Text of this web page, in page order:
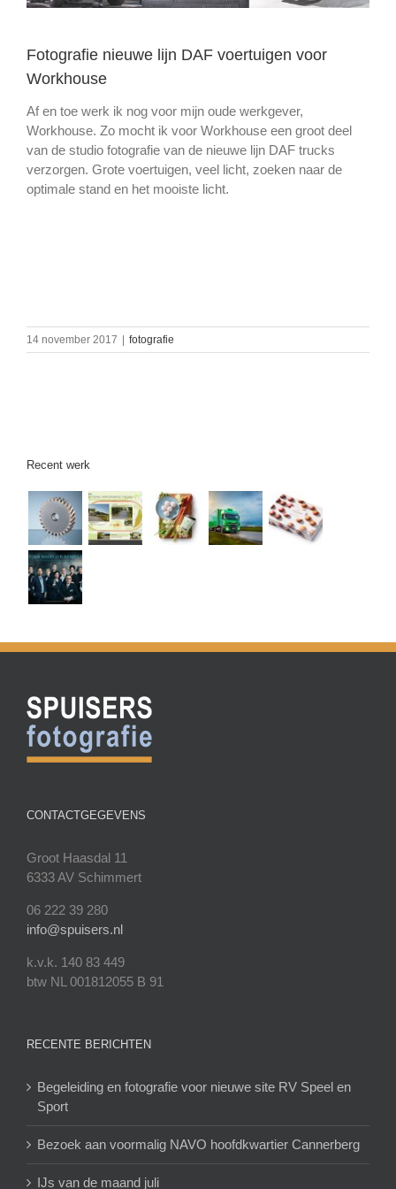
Fotografie nieuwe lijn DAF voertuigen voor
Workhouse
Af en toe werk ik nog voor mijn oude werkgever,
Workhouse. Zo mocht ik voor Workhouse een groot deel
van de studio fotografie van de nieuwe lijn DAF trucks
verzorgen. Grote voertuigen, veel licht, zoeken naar de
optimale stand en het mooiste licht.
14 november 2017 | fotografie
Recent werk
CONTACTGEGEVENS
Groot Haasdal 11
6333 AV Schimmert
06 222 39 280
info@spuisers.nl
k.v.k. 140 83 449
btw NL 001812055 B 91
RECENTE BERICHTEN
Begeleiding en fotografie voor nieuwe site RV Speel en
Sport
Bezoek aan voormalig NAVO hoofdkwartier Cannerberg
IJs van de maand juli